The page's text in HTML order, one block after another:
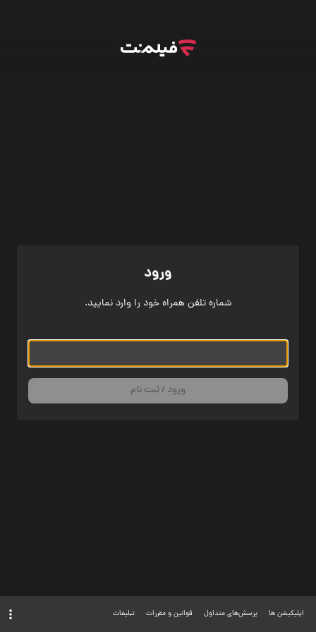
ورود
شماره تلفن همراه خود را وارد نمایید.
ورود / ثبت نام
اپلیکیشن ها پرسش‌های متداول قوانین و مقررات تبلیغات